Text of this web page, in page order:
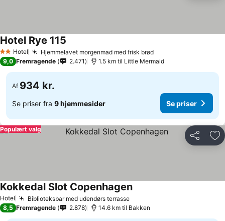
2 Stjerner
Hotel Hjemmelavet morgenmad med frisk brød
Hotel Rye 115
9,0 Fremragende 2.471 1.5 km til Little Mermaid
Af 934 kr.
Se priser fra 9 hjemmesider Se priser
Del
Populært valg
Hotel Biblioteksbar med udendørs terrasse
Kokkedal Slot Copenhagen
8,5 Fremragende 2.878 14.6 km til Bakken